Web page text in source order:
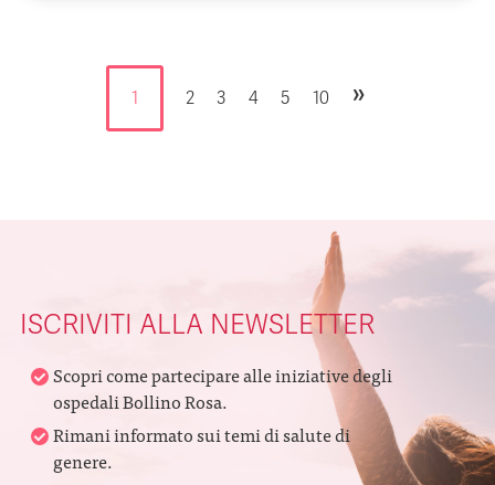
1 2 3 4 5 10 »
ISCRIVITI ALLA NEWSLETTER
Scopri come partecipare alle iniziative degli
ospedali Bollino Rosa.
Rimani informato sui temi di salute di
genere.